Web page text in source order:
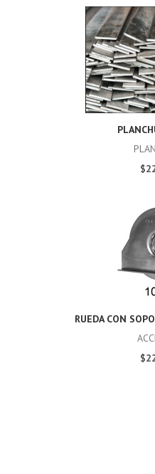
RUEDA CON